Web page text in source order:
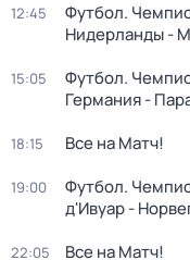
12:45
Футбол.
Нидерланды -
15:05
Футбол.
Германия -
18:15 Все на Матч!
19:00
Футбол.
д'Ивуар -
22:05 Все на Матч!